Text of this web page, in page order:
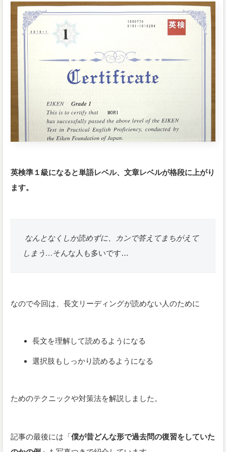
英検準１級になると単語レベル、文章レベルが格段に上がり
ます。
なんとなくしか読めずに、カンで答えてまちがえて
しまう…そんな人も多いです…
なので今回は、長文リーディングが読めない人のために
長文を理解して読めるようになる
選択肢もしっかり読めるようになる
ためのテクニックや対策法を解説しました。
記事の最後には「僕が昔どんな形で過去問の復習をしていた